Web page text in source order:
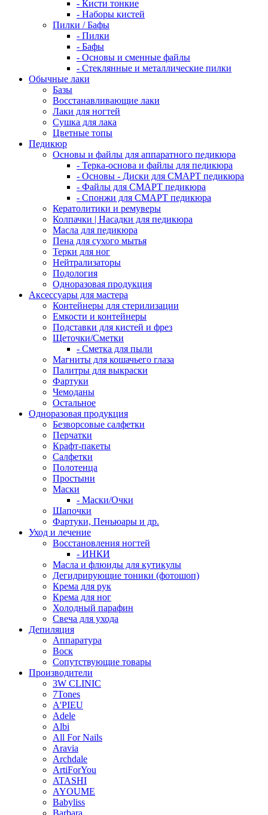
- Кисти тонкие
- Наборы кистей
Пилки / Бафы
- Пилки
- Бафы
- Основы и сменные файлы
- Стеклянные и металлические пилки
Обычные лаки
Базы
Восстанавливающие лаки
Лаки для ногтей
Сушка для лака
Цветные топы
Педикюр
Основы и файлы для аппаратного педикюра
- Терка-основа и файлы для педикюра
- Основы - Диски для СМАРТ педикюра
- Файлы для СМАРТ педикюра
- Спонжи для СМАРТ педикюра
Кератолитики и ремуверы
Колпачки | Насадки для педикюра
Масла для педикюра
Пена для сухого мытья
Терки для ног
Нейтрализаторы
Подология
Одноразовая продукция
Аксессуары для мастера
Контейнеры для стерилизации
Емкости и контейнеры
Подставки для кистей и фрез
Щеточки/Сметки
- Сметка для пыли
Магниты для кошачьего глаза
Палитры для выкраски
Фартуки
Чемоданы
Остальное
Одноразовая продукция
Безворсовые салфетки
Перчатки
Крафт-пакеты
Салфетки
Полотенца
Простыни
Маски
- Маски/Очки
Шапочки
Фартуки, Пеньюары и др.
Уход и лечение
Восстановления ногтей
- ИНКИ
Масла и флюиды для кутикулы
Дегидрирующие тоники (фотошоп)
Крема для рук
Крема для ног
Холодный парафин
Свеча для ухода
Депиляция
Аппаратура
Воск
Сопутствующие товары
Производители
3W CLINIC
7Tones
A'PIEU
Adele
Albi
All For Nails
Aravia
Archdale
ArtiForYou
ATASHI
AYOUME
Babyliss
Barbara